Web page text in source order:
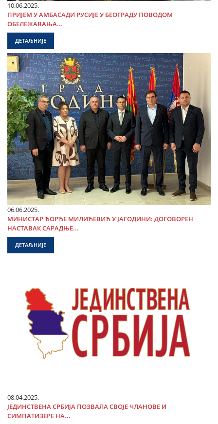
10.06.2025.
ПРИЈЕМ У АМБАСАДИ РУСИЈЕ У БЕОГРАДУ ПОВОДОМ
ОБЕЛЕЖАВАЊА...
ДЕТАЉНИЈЕ
06.06.2025.
МИНИСТАР ЂОРЂЕ МИЛИЋЕВИЋ У ЈАГОДИНИ: ДОГОВОРЕН
НАСТАВАК САРАДЊЕ...
ДЕТАЉНИЈЕ
08.04.2025.
ЈЕДИНСТВЕНА СРБИЈА ПОЗВАЛА СВОЈЕ ЧЛАНОВЕ И
СИМПАТИЗЕРЕ НА...